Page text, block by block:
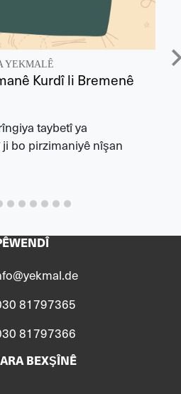
YEKMALÊ
Kurdî li Bremenê
taybetî ya
bo pirzimaniyê nîşan
81797365
81797366
BEXŞÎNÊ